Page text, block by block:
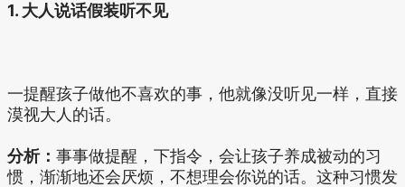
1. 大人说话假装听不见
一提醒孩子做他不喜欢的事，他就像没听见一样，直接
漠视大人的话。
分析： 事事做提醒，下指令，会让孩子养成被动的习
惯，渐渐地还会厌烦，不想理会你说的话。这种习惯发